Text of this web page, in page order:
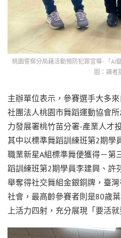
桃園警察分局藉活動預防犯罪宣導- 「AI
圖：讀者
主辦單位表示，參賽選手大多
社團法人桃園市舞蹈運動協會
力發展署桃竹苗分署-產業人才
其中以標準舞蹈訓練班第2期學
職業新星A組標準舞便獲得－第
蹈訓練班第2期學員李建興、許
舉奪得社交舞組金銀銅牌，臺
社會，最高齡參賽者則是80歲
上活力四射，充分展現「要活就